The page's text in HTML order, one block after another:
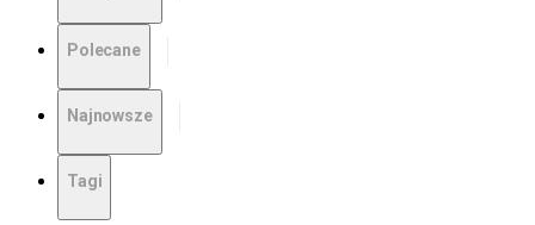
Polecane
Najnowsze
Tagi